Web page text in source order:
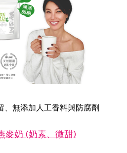
、無添加人工香料與防腐劑
麥奶 (奶素、微甜)